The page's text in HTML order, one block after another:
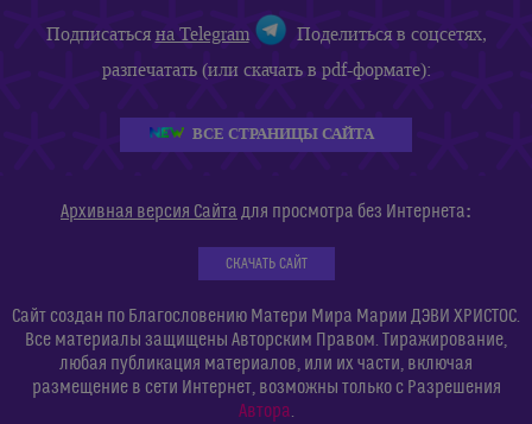
Подписатьсяна Telegram
Поделиться в соцсетях,
разпечатать (или скачать в pdf-формате):
ВСЕ СТРАНИЦЫ САЙТА
Архивная версия Сайта для просмотра без Интернета:
СКАЧАТЬ САЙТ
Сайт создан по Благословению Матери Мира Марии ДЭВИ ХРИСТОС.
Все материалы защищены Авторским Правом. Тиражирование,
любая публикация материалов, или их части, включая
размещение в сети Интернет, возможны только с Разрешения
Автора.